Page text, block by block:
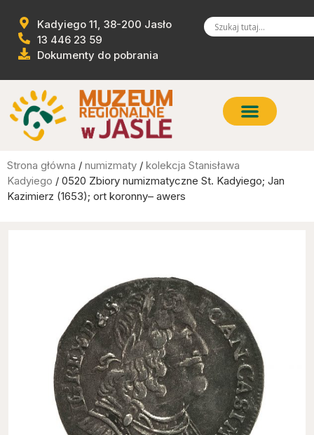
Kadyiego 11, 38-200 Jasło
13 446 23 59
Dokumenty do pobrania
Strona główna / numizmaty / kolekcja Stanisława
Kadyiego / 0520 Zbiory numizmatyczne St. Kadyiego; Jan
Kazimierz (1653); ort koronny– awers